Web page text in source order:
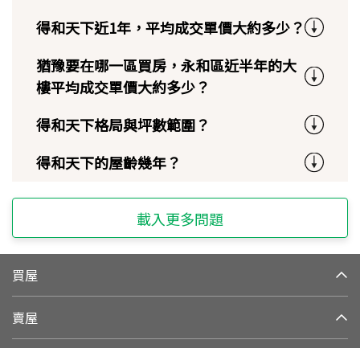
得和天下近1年，平均成交單價大約多少？
猶豫要在哪一區買房，永和區近半年的大
樓平均成交單價大約多少？
得和天下格局與坪數範圍？
得和天下的屋齡幾年？
載入更多問題
買屋
賣屋